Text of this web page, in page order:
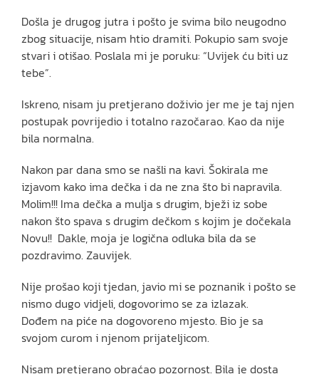
Došla je drugog jutra i pošto je svima bilo neugodno
zbog situacije, nisam htio dramiti. Pokupio sam svoje
stvari i otišao. Poslala mi je poruku: “Uvijek ću biti uz
tebe”.
Iskreno, nisam ju pretjerano doživio jer me je taj njen
postupak povrijedio i totalno razočarao. Kao da nije
bila normalna.
Nakon par dana smo se našli na kavi. Šokirala me
izjavom kako ima dečka i da ne zna što bi napravila.
Molim!!! Ima dečka a mulja s drugim, bježi iz sobe
nakon što spava s drugim dečkom s kojim je dočekala
Novu!! Dakle, moja je logična odluka bila da se
pozdravimo. Zauvijek.
Nije prošao koji tjedan, javio mi se poznanik i pošto se
nismo dugo vidjeli, dogovorimo se za izlazak.
Dođem na piće na dogovoreno mjesto. Bio je sa
svojom curom i njenom prijateljicom.
Nisam pretjerano obraćao pozornost. Bila je dosta